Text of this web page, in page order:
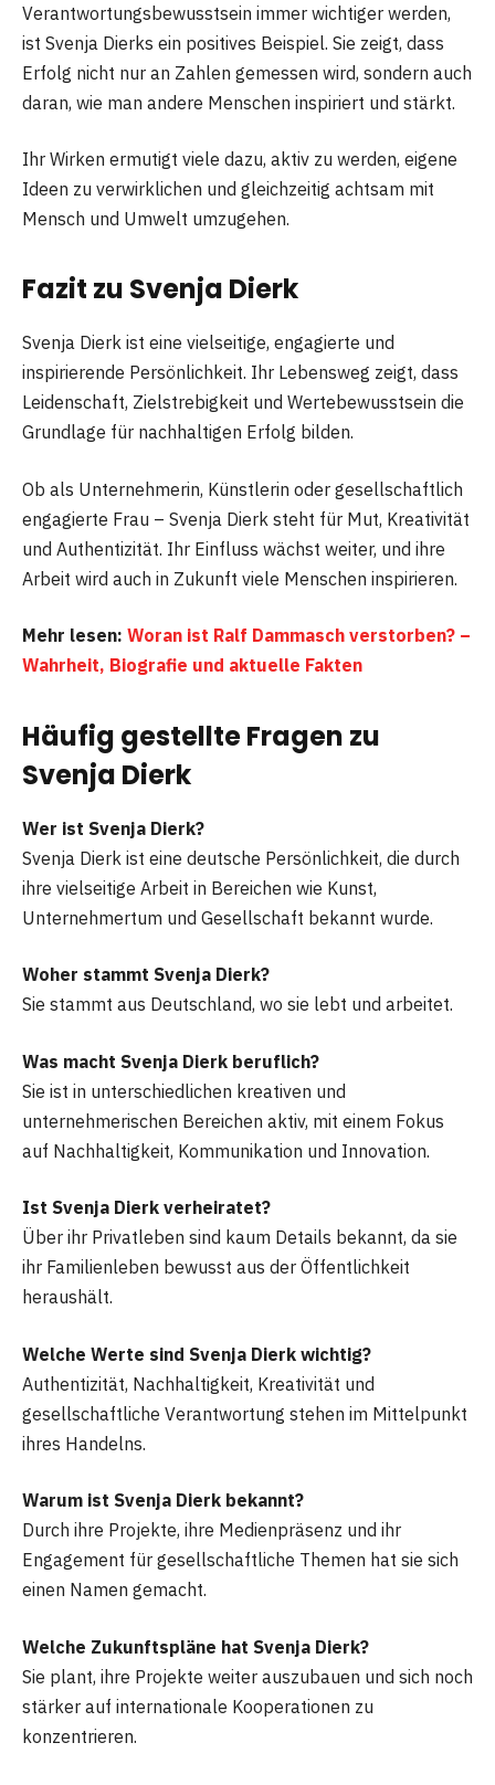
Verantwortungsbewusstsein immer wichtiger werden,
ist Svenja Dierks ein positives Beispiel. Sie zeigt, dass
Erfolg nicht nur an Zahlen gemessen wird, sondern auch
daran, wie man andere Menschen inspiriert und stärkt.
Ihr Wirken ermutigt viele dazu, aktiv zu werden, eigene
Ideen zu verwirklichen und gleichzeitig achtsam mit
Mensch und Umwelt umzugehen.
Fazit zu Svenja Dierk
Svenja Dierk ist eine vielseitige, engagierte und
inspirierende Persönlichkeit. Ihr Lebensweg zeigt, dass
Leidenschaft, Zielstrebigkeit und Wertebewusstsein die
Grundlage für nachhaltigen Erfolg bilden.
Ob als Unternehmerin, Künstlerin oder gesellschaftlich
engagierte Frau – Svenja Dierk steht für Mut, Kreativität
und Authentizität. Ihr Einfluss wächst weiter, und ihre
Arbeit wird auch in Zukunft viele Menschen inspirieren.
Mehr lesen: Woran ist Ralf Dammasch verstorben? –
Wahrheit, Biografie und aktuelle Fakten
Häufig gestellte Fragen zu
Svenja Dierk
Wer ist Svenja Dierk?
Svenja Dierk ist eine deutsche Persönlichkeit, die durch
ihre vielseitige Arbeit in Bereichen wie Kunst,
Unternehmertum und Gesellschaft bekannt wurde.
Woher stammt Svenja Dierk?
Sie stammt aus Deutschland, wo sie lebt und arbeitet.
Was macht Svenja Dierk beruflich?
Sie ist in unterschiedlichen kreativen und
unternehmerischen Bereichen aktiv, mit einem Fokus
auf Nachhaltigkeit, Kommunikation und Innovation.
Ist Svenja Dierk verheiratet?
Über ihr Privatleben sind kaum Details bekannt, da sie
ihr Familienleben bewusst aus der Öffentlichkeit
heraushält.
Welche Werte sind Svenja Dierk wichtig?
Authentizität, Nachhaltigkeit, Kreativität und
gesellschaftliche Verantwortung stehen im Mittelpunkt
ihres Handelns.
Warum ist Svenja Dierk bekannt?
Durch ihre Projekte, ihre Medienpräsenz und ihr
Engagement für gesellschaftliche Themen hat sie sich
einen Namen gemacht.
Welche Zukunftspläne hat Svenja Dierk?
Sie plant, ihre Projekte weiter auszubauen und sich noch
stärker auf internationale Kooperationen zu
konzentrieren.